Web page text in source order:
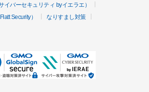
イバーセキュリティ byイエラエ）
Security）
なりすまし対策